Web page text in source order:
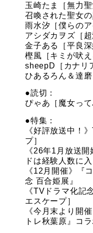
玉崎たま［無力
召喚された聖女の
雨水汐［僕らのア
アシダカヲズ［
金子ある［平良
樫風［キミが吠え
sheepD［カナリ
ひあるろん＆達磨
●読切：
ぴゃあ［魔女っ
●特集：
《好評放送中！
プ］
《26年1月放送
ドは経験人数に
《12月開催》『
念 百合姫展』
《TVドラマ化記
エスケープ］
《今月末より開
トレ秋葉原』コラ